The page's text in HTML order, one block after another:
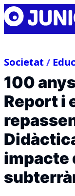
Skip
to
content
Junior
Report
Societat/
100
Report i
impacte